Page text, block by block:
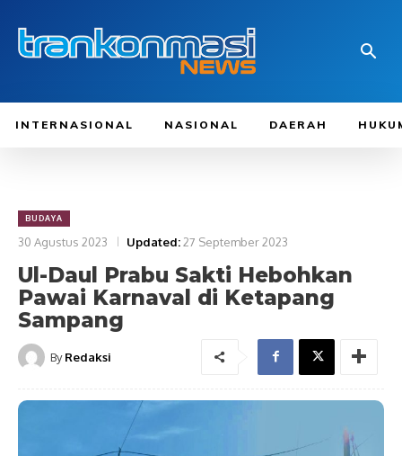
INTERNASIONAL NASIONAL DAERAH
BUDAYA
30 Agustus 2023 Updated:27 September 2023
Ul-Daul Prabu Sakti Hebohkan
Pawai Karnaval di Ketapang
Sampang
By Redaksi